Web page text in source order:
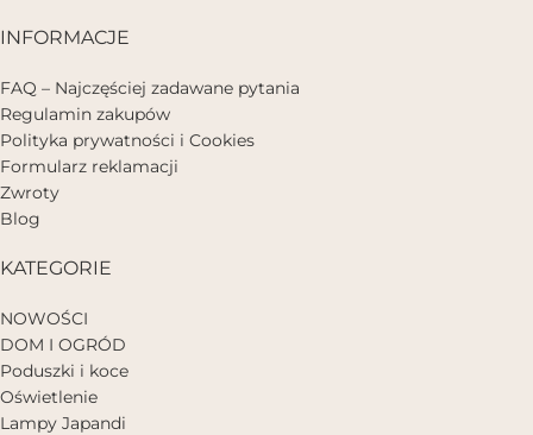
INFORMACJE
FAQ – Najczęściej zadawane pytania
Regulamin zakupów
Polityka prywatności i Cookies
Formularz reklamacji
Zwroty
Blog
KATEGORIE
NOWOŚCI
DOM I OGRÓD
Poduszki i koce
Oświetlenie
Lampy Japandi